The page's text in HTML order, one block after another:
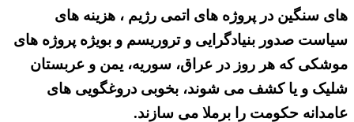
های سنگین در پروژه های اتمی رژیم ، هزینه های
سیاست صدور بنیادگرایی و تروریسم و بویژه پروژه های
موشکی که هر روز در عراق، سوریه، یمن و عربستان
شلیک و یا کشف می شوند، بخوبی دروغگویی های
عامدانه حکومت را برملا می سازند.